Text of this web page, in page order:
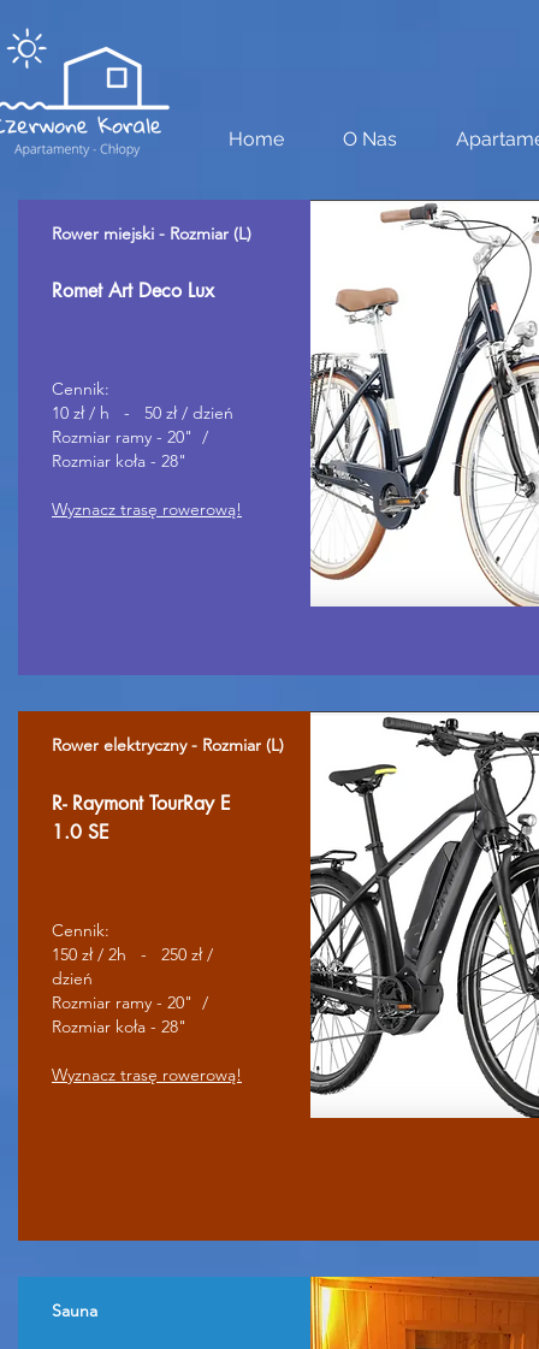
Home O Nas
Rezerwacja - Rowery / Sauna
Rower miejski - Rozmiar (L)
Romet Art Deco Lux
Cennik:
10 zł / h - 50 zł / dzień
Rozmiar ramy - 20" /
Rozmiar koła - 28"
Wyznacz trasę rowerową!
Rower elektryczny - Rozmiar (L)
R- Raymont TourRay E
1.0 SE
Cennik:
150 zł / 2h - 250 zł /
dzień
Rozmiar ramy - 20" /
Rozmiar koła - 28"
Wyznacz trasę rowerową!
Sauna